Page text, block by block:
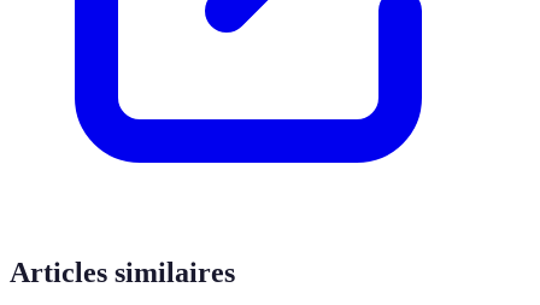
Articles similaires